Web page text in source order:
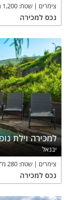
צימרים
שטח: 1,200
נכס למכירה
למכירה וילת
יבנאל
צימרים
שטח: 280
נכס למכירה